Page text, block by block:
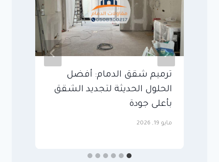
ترميم شقق الدمام: أفضل
الحلول الحديثة لتجديد الشقق
بأعلى جودة
مايو 19, 2026